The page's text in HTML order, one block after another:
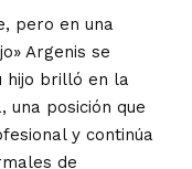
pero en una
Argenis se
hijo brilló en la
posición que
y continúa
de